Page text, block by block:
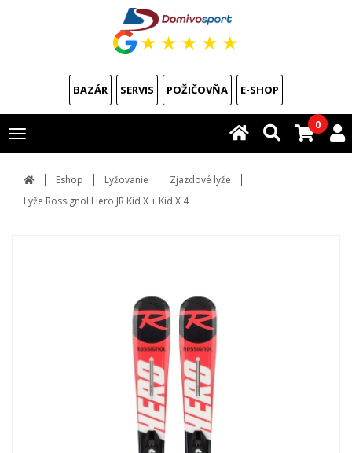
★ ★ ★ ★ ★
BAZÁR SERVIS POŽIČOVŇA E-SHOP
Toggle
navigation
0
Eshop Lyžovanie
Zjazdové lyže
Lyže Rossignol Hero JR Kid X + Kid X 4